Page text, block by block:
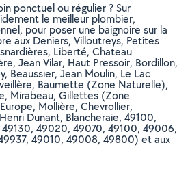
ponctuel ou régulier ? Sur
le meilleur plombier,
pour poser une baignoire sur la
aux Deniers, Villoutreys, Petites
Liberté, Chateau
Jean Vilar, Haut Pressoir, Bordillon,
Beaussier, Jean Moulin, Le Lac
Baumette (Zone Naturelle),
Mirabeau, Gillettes (Zone
Mollière, Chevrollier,
Dunant, Blancheraie, 49100,
49020, 49070, 49100, 49006,
49010, 49008, 49800) et aux